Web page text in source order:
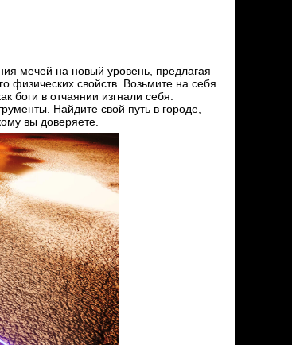
мечей на новый уровень, предлагая
физических свойств. Возьмите на себя
боги в отчаянии изгнали себя.
Найдите свой путь в городе,
вы доверяете.